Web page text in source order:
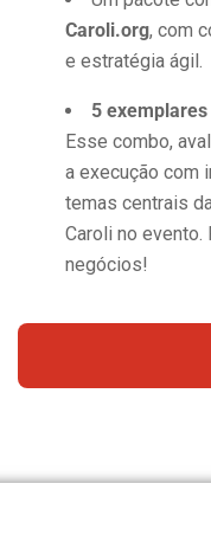
Caroli.org, com
e estratégia ágil.
5
Esse combo,
a execução com
temas centrais
Caroli no
negócios!